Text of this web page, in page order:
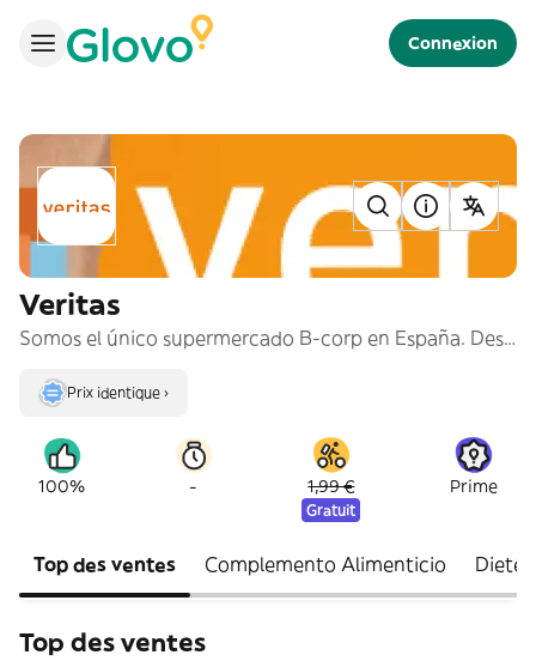
Connexion
Veritas
Somos el único supermercado B-corp en España. Descubre nuestra amplia selección de productos ecológicos y de proximidad.
Prix identique ›
100% - 1,99 €
Gratuit
Prime
Top des ventes Complemento Alimenticio
Top des ventes